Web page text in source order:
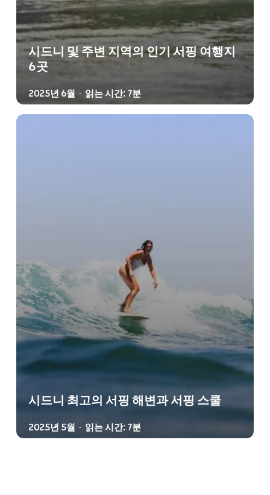
시드니 및 주변 지역의 인기 서핑 여행지
6곳
2025년 6월 - 읽는 시간: 7분
시드니 최고의 서핑 해변과 서핑 스쿨
2025년 5월 - 읽는 시간: 7분